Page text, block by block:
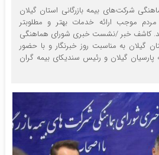
شرکت‌های بیمه بازرگانی استان گیلان
موجب ارائه خدمات بهتر و مطلوبتر
کاشف خبر /نشست خبری شورای هماهنگی
گیلان به مناسبت روز خبرنگار و با حضور
پارسیان گیلان و رئیس سندیکای بیمه گران